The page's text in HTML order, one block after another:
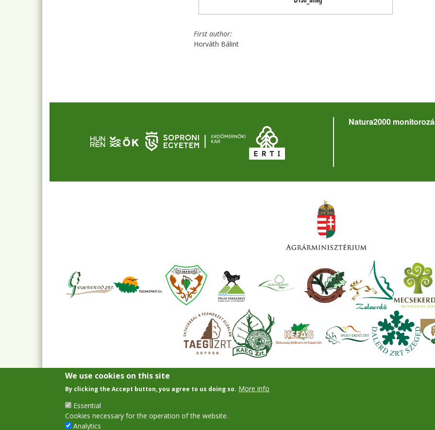
First author
Horváth Bálint
Natura2000
We use cookies on this site
By clicking the Accept button, you agree to us doing so. More info
Essential
Cookies necessary for the operation of the website.
Analytics